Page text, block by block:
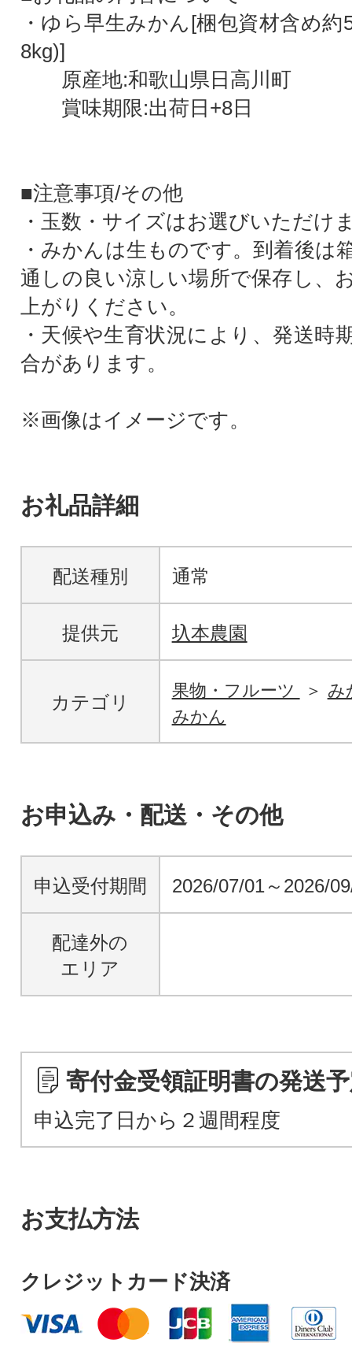
・ゆら早生みかん[梱包資材含め約
8kg)]
原産地:和歌山県日高川町
賞味期限:出荷日+8日
■注意事項/その他
・玉数・サイズはお選びいただけ
・みかんは生ものです。到着後は
通しの良い涼しい場所で保存し、
上がりください。
・天候や生育状況により、発送時
合があります。
※画像はイメージです。
お礼品詳細
配送種別 通常
提供元 圦本農園
カテゴリ
果物・フルーツ
み
みかん
お申込み・配送・その他
申込受付期間 2026/07/01～2026/
配達外の
エリア
寄付金受領証明書の発送
申込完了日から２週間程度
お支払方法
クレジットカード決済